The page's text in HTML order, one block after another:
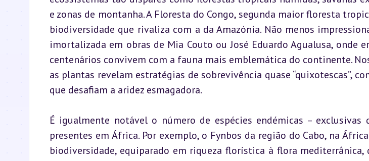
e zonas de montanha. A Floresta do Congo, segunda maior floresta
biodiversidade que rivaliza com a da Amazónia. Não menos
imortalizada em obras de Mia Couto ou José Eduardo Agualusa, onde
centenários convivem com a fauna mais emblemática do continente.
as plantas revelam estratégias de sobrevivência quase “quixotescas”,
que desafiam a aridez esmagadora.
É igualmente notável o número de espécies endémicas – exclusivas
presentes em África. Por exemplo, o Fynbos da região do Cabo, na
biodiversidade, equiparado em riqueza florística à flora